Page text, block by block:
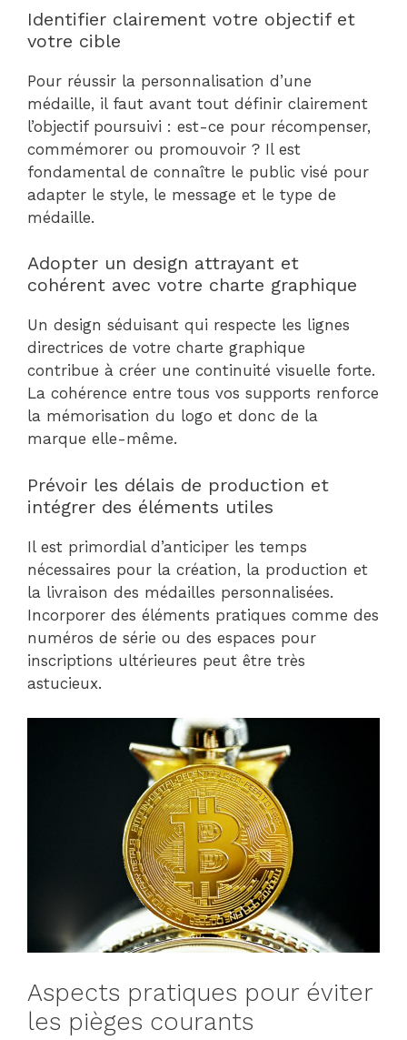
Identifier clairement votre objectif et
votre cible
Pour réussir la personnalisation d’une
médaille, il faut avant tout définir clairement
l’objectif poursuivi : est-ce pour récompenser,
commémorer ou promouvoir ? Il est
fondamental de connaître le public visé pour
adapter le style, le message et le type de
médaille.
Adopter un design attrayant et
cohérent avec votre charte graphique
Un design séduisant qui respecte les lignes
directrices de votre charte graphique
contribue à créer une continuité visuelle forte.
La cohérence entre tous vos supports renforce
la mémorisation du logo et donc de la
marque elle-même.
Prévoir les délais de production et
intégrer des éléments utiles
Il est primordial d’anticiper les temps
nécessaires pour la création, la production et
la livraison des médailles personnalisées.
Incorporer des éléments pratiques comme des
numéros de série ou des espaces pour
inscriptions ultérieures peut être très
astucieux.
Aspects pratiques pour éviter
les pièges courants